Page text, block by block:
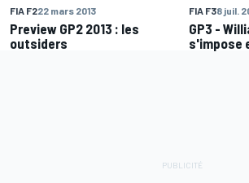
FIA F222 mars 2013
Preview GP2 2013 : les
outsiders
FIA F38 juil.
GP3 -
s'impose